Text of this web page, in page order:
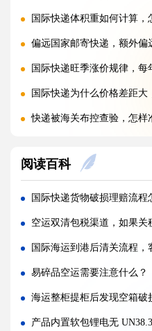
国际快递体积重如何计算，怎样打
偏远国家邮寄快递，额外偏远
国际快递旺季涨价规律，每年几月
国际快递为什么价格差距大，
快递被海关布控查验，怎样准备材料
国际快递实木木箱无 IPPC 标识，一
快递 AMS、IOSS、VAT 预申报填错
国际快递低申报被海关查到，一
国际快递品名申报出错，会产生
国际快递频繁被扣件，到底该如何
空运订舱后被航司甩舱，该怎么
空运货物派送失败，包裹会被如
阅读百科
国际快递货物破损理赔流程怎么走，错
空运双清包税渠道，如果关税超额，
国际海运到港后清关流程，客户清关
易碎品空运需要注意什么？
海运整柜提柜后发现空箱破损，还柜时被船
产品内置软包锂电无 UN38.3 摘要，走普代空